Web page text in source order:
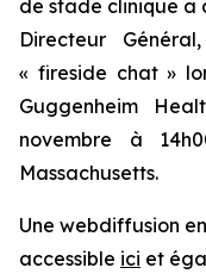
de stade clinique a
Directeur
« fireside chat »
Guggenheim
novembre à
Massachusetts.
Une webdiffusion
accessible ici et